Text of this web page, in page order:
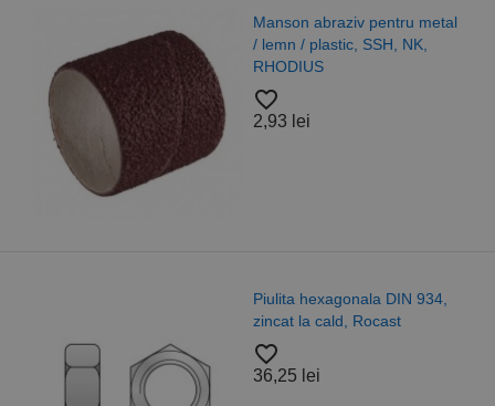
Manson abraziv pentru metal
/ lemn / plastic, SSH, NK,
RHODIUS
favorite_border
2,93 lei
Piulita hexagonala DIN 934,
zincat la cald, Rocast
favorite_border
36,25 lei